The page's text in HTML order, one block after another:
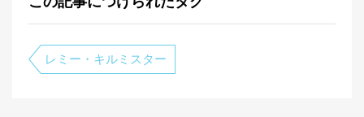
レミー・キルミスター